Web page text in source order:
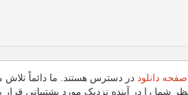
صفحه دانلود در دسترس هستند. ما دائماً تلاش
شما را در آینده‌ نزدیک مورد پشتیبانی قرار